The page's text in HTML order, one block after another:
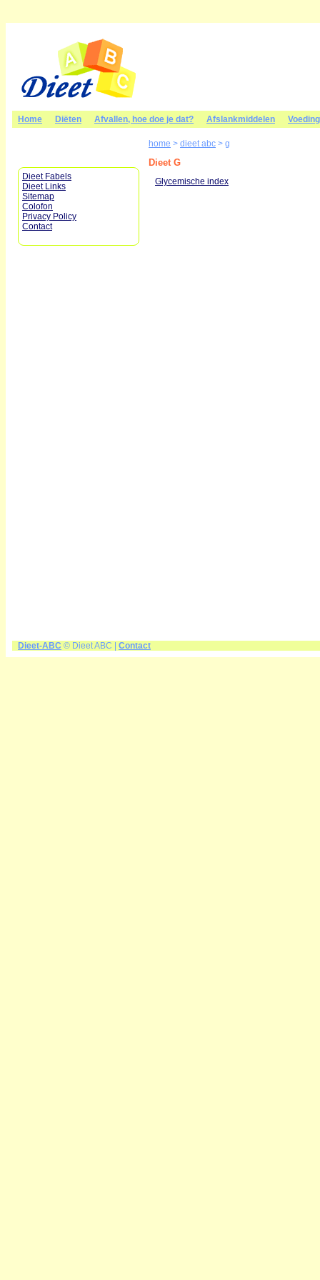
Home Diëten Afvallen, hoe doe je dat? Afslankmiddelen
Dieet Fabels
Dieet Links
Sitemap
Colofon
Privacy Policy
Contact
home > dieet abc > g
Dieet G
Glycemische index
Dieet-ABC © Dieet ABC | Contact